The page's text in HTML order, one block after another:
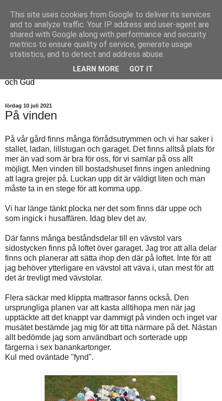
Fyren
Fyren finns för att sprida ljus i mörkret
För att påminna om guldkanterna i tillvaron
Här samsas jakt, hantverk, odling, och andra tankar om livet
och Gud
lördag 10 juli 2021
På vinden
På vår gård finns många förrådsutrymmen och vi har saker i
stallet, ladan, lillstugan och garaget. Det finns alltså plats för
mer än vad som är bra för oss, för vi samlar på oss allt
möjligt. Men vinden till bostadshuset finns ingen anledning
att lagra grejer på. Luckan upp dit är väldigt liten och man
måste ta in en stege för att komma upp.
Vi har länge tänkt plocka ner det som finns där uppe och
som ingick i husaffären. Idag blev det av.
Där fanns många beståndsdelar till en vävstol vars
sidostycken finns på loftet över garaget. Jag tror att alla delar
finns och planerar att sätta ihop den där på loftet. Inte för att
jag behöver ytterligare en vävstol att väva i, utan mest för att
det är trevligt med vävstolar.
Flera säckar med klippta mattrasor fanns också. Den
ursprungliga planen var att kasta alltihopa men när jag
upptäckte att det knappt var dammigt på vinden och inget var
musätet bestämde jag mig för att titta närmare på det. Nästan
allt bedömde jag som användbart och sorterade upp
färgerna i sex banankartonger.
Kul med oväntade "fynd".
This site uses cookies from Google to deliver its services
and to analyze traffic. Your IP address and user-agent are
shared with Google along with performance and security
metrics to ensure quality of service, generate usage
statistics, and to detect and address abuse.
LEARN MORE GOT IT